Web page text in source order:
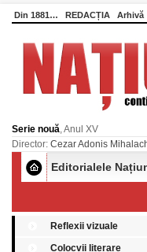
Din 1881… REDACȚIA Arhivă
Serie nouă, Anul XV
Director: Cezar Adonis
Editorialele
Reflexii vizuale
Colocvii literare